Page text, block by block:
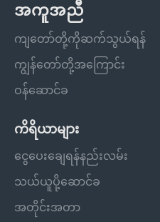
အကူအညီ
ကျတော်တို့ကိုဆက်သွယ်ရန်
ကျွန်တော်တို့အကြောင်း
ဝန်ဆောင်ခ
ကိရိယာများ
ငွေပေးချေရန်နည်းလမ်း
သယ်ယူပို့ဆောင်ခ
အတိုင်းအတာ